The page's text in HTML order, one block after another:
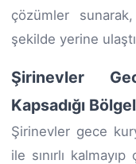
çözümler
şekilde yerine
Şirinevler
Kapsadığı
Şirinevler gece
ile sınırlı